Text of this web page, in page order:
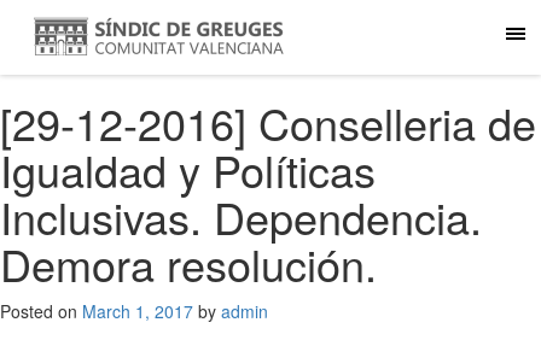
[29-12-2016] Conselleria de
Igualdad y Políticas
Inclusivas. Dependencia.
Demora resolución.
Posted on March 1, 2017 by admin